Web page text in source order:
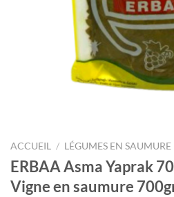
ACCUEIL / LÉGUMES EN SAUMURE
ERBAA Asma Yaprak
Vigne en saumure